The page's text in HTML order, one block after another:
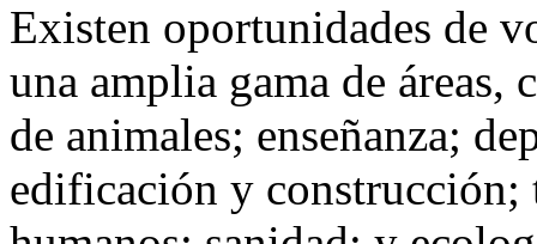
Existen oportunidades de
una amplia gama de
de animales; enseñanza;
edificación y construcción;